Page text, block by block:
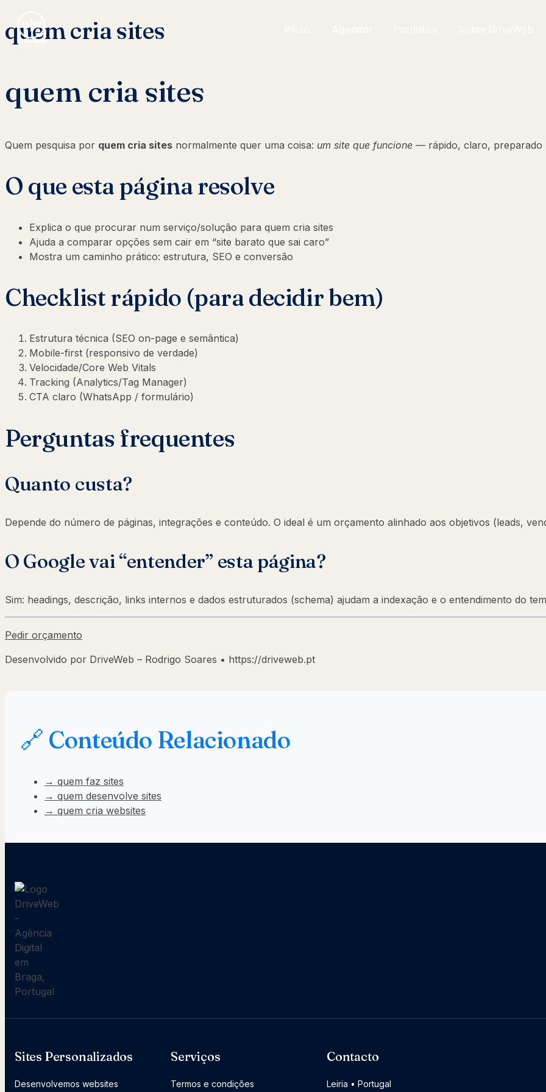
quem cria sites
quem cria sites
Quem pesquisa por quem cria sites normalmente quer uma coisa: um site que funcione — rápido, claro, preparado
O que esta página resolve
Explica o que procurar num serviço/solução para quem cria sites
Ajuda a comparar opções sem cair em “site barato que sai caro”
Mostra um caminho prático: estrutura, SEO e conversão
Checklist rápido (para decidir bem)
Estrutura técnica (SEO on-page e semântica)
Mobile-first (responsivo de verdade)
Velocidade/Core Web Vitals
Tracking (Analytics/Tag Manager)
CTA claro (WhatsApp / formulário)
Perguntas frequentes
Quanto custa?
Depende do número de páginas, integrações e conteúdo. O ideal é um orçamento alinhado aos objetivos (leads,
O Google vai “entender” esta página?
Sim: headings, descrição, links internos e dados estruturados (schema) ajudam a indexação e o entendimento do
Pedir orçamento
Desenvolvido por DriveWeb – Rodrigo Soares • https://driveweb.pt
🔗 Conteúdo Relacionado
→ quem faz sites
→ quem desenvolve sites
→ quem cria websites
Sites Personalizados
Desenvolvemos websites
Serviços
Termos e condições
Contacto
Leiria • Portugal